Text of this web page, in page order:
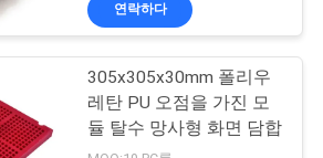
연락하다
305x305x30mm 폴리우
레탄 PU 오점을 가진 모
듈 탈수 망사형 화면 담합